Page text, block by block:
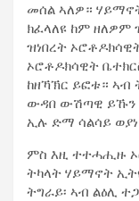
መሰል ኣለዎ።
ክፈላለዩ ከም ዘለዎም
ዝነበረት
ኦሮቶዶክሳዊት
ከዘኻኽር ይፎቱ። ኣብ
ውዳበ ውሽጣዊ ይኹን
ኢሉ ድማ ሳልሳይ
ምስ እዚ ተተሓሒዙ
ትካላት ሃይማኖት
ትግራይ፡ ኣብ ልዕሊ